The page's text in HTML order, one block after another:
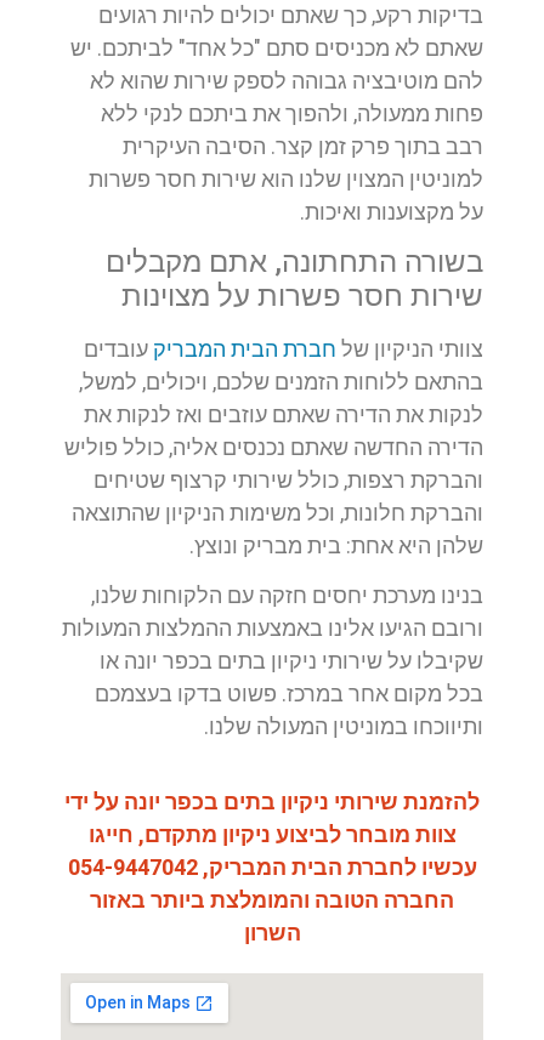
בדיקות רקע, כך שאתם יכולים להיות רגועים
שאתם לא מכניסים סתם "כל אחד" לביתכם. יש
להם מוטיבציה גבוהה לספק שירות שהוא לא
פחות ממעולה, ולהפוך את ביתכם לנקי ללא
רבב בתוך פרק זמן קצר. הסיבה העיקרית
למוניטין המצוין שלנו הוא שירות חסר פשרות
על מקצוענות ואיכות.
בשורה התחתונה, אתם מקבלים
שירות חסר פשרות על מצוינות
צוותי הניקיון של חברת הבית המבריק עובדים
בהתאם ללוחות הזמנים שלכם, ויכולים, למשל,
לנקות את הדירה שאתם עוזבים ואז לנקות את
הדירה החדשה שאתם נכנסים אליה, כולל פוליש
והברקת רצפות, כולל שירותי קרצוף שטיחים
והברקת חלונות, וכל משימות הניקיון שהתוצאה
שלהן היא אחת: בית מבריק ונוצץ.
בנינו מערכת יחסים חזקה עם הלקוחות שלנו,
ורובם הגיעו אלינו באמצעות ההמלצות המעולות
שקיבלו על שירותי ניקיון בתים בכפר יונה או
בכל מקום אחר במרכז. פשוט בדקו בעצמכם
ותיווכחו במוניטין המעולה שלנו.
להזמנת שירותי ניקיון בתים בכפר יונה על ידי
צוות מובחר לביצוע ניקיון מתקדם, חייגו
עכשיו לחברת הבית המבריק, 054-9447042
החברה הטובה והמומלצת ביותר באזור
השרון